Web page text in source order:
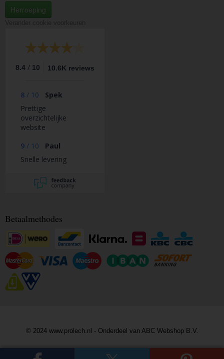
Herroeping
8.4 / 10 10.6K reviews
8 / 10
Spek
Prettige
overzichtelijke
website
9 / 10
Paul
Snelle levering
Betaalmethodes